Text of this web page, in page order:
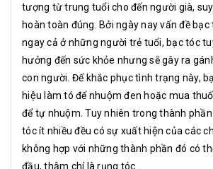
tượng từ trung tuổi cho đến người già,
hoàn toàn đúng. Bởi ngày nay vấn đề bạc
ngay cả ở những người trẻ tuổi, bạc tóc
hưởng đến sức khỏe nhưng sẽ gây ra
con người. Để khắc phục tình trạng này,
hiệu làm tó để nhuộm đen hoặc mua
để tự nhuộm. Tuy nhiên trong thành
tóc ít nhiều đều có sự xuất hiện của các
không hợp với những thành phần đó có
đầu, thậm chí là rụng tóc...